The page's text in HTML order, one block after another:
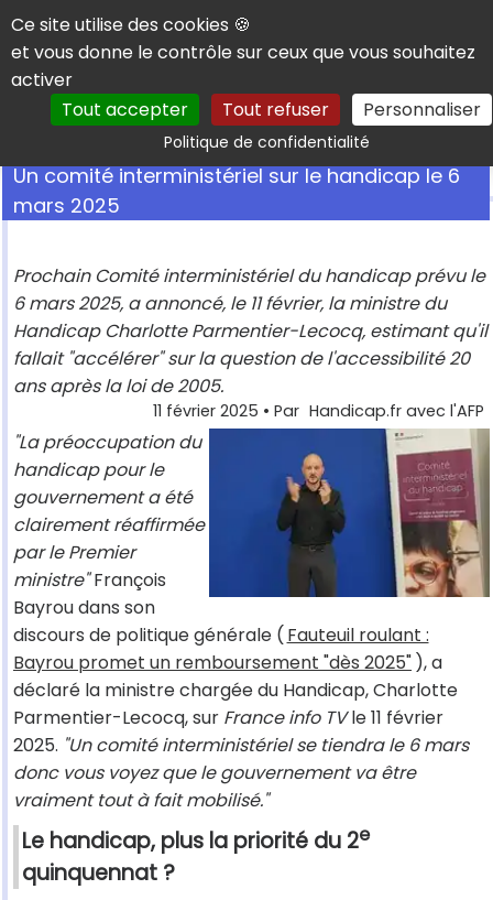
Panneau de gestion des cookies
Ce site utilise des cookies 🍪
et vous donne le contrôle sur ceux que vous souhaitez
activer
Tout accepter
Tout refuser Personnaliser
Politique de confidentialitéRechercher
Un comité interministériel sur le handicap le 6
mars 2025
Prochain Comité interministériel du handicap prévu le
6 mars 2025, a annoncé, le 11 février, la ministre du
Handicap Charlotte Parmentier-Lecocq, estimant qu'il
fallait "accélérer" sur la question de l'accessibilité 20
ans après la loi de 2005.
11 février 2025 • Par Handicap.fr avec l'AFP
"La préoccupation du
handicap pour le
gouvernement a été
clairement réaffirmée
par le Premier
ministre"François
Bayrou dans son
discours de politique générale ( Fauteuil roulant :
Bayrou promet un remboursement "dès 2025" ), a
déclaré la ministre chargée du Handicap, Charlotte
Parmentier-Lecocq, sur France info TVle 11 février
2025. "Un comité interministériel se tiendra le 6 mars
donc vous voyez que le gouvernement va être
vraiment tout à fait mobilisé."
Le handicap, plus la priorité du 2e
quinquennat ?